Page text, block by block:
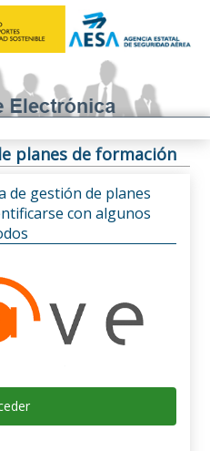
planes de formación
de gestión de planes
con algunos